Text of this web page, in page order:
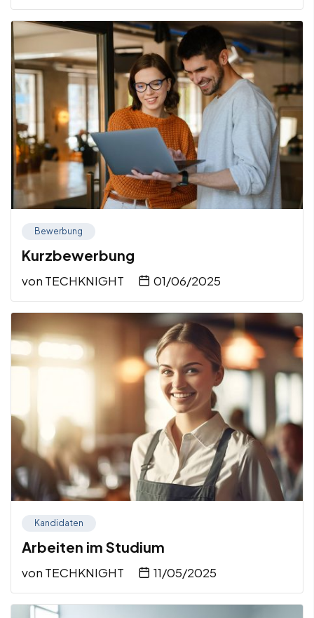
Bewerbung
Kurzbewerbung
von TECHKNIGHT 01/06/2025
Kandidaten
Arbeiten im Studium
von TECHKNIGHT 11/05/2025